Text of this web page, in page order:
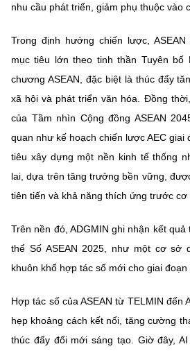
nhu cầu phát triển, giảm phụ thuộc vào
Trong định hướng chiến lược,
mục tiêu lớn theo tinh thần Tuyên bố
chương ASEAN, đặc biệt là thúc đẩy
xã hội và phát triển văn hóa. Đồng
của Tầm nhìn Cộng đồng ASEAN
quan như kế hoạch chiến lược AEC giai
tiêu xây dựng một nền kinh tế thống
lai , dựa trên tăng trưởng bền vững,
tiên tiến và khả năng thích ứng trước cơ
Trên nền đó, ADGMIN ghi nhận kết quả
thể Số ASEAN 2025 , như một cơ sở
khuôn khổ hợp tác số mới cho giai đoạn
Hợp tác số của ASEAN từ TELMIN đến
hẹp khoảng cách kết nối, tăng cường
thúc đẩy đổi mới sáng tạo. Giờ đây,